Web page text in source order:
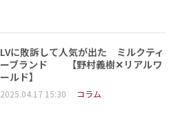
LVに敗訴して人気が出た ミルクティ
ーブランド 【野村義樹✕リアルワ
ールド】
2025.04.17 15:30 コラム